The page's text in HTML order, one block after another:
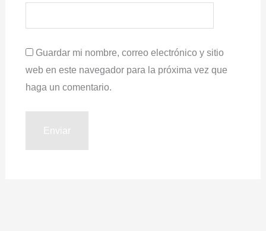
Guardar mi nombre, correo electrónico y sitio
web en este navegador para la próxima vez que
haga un comentario.